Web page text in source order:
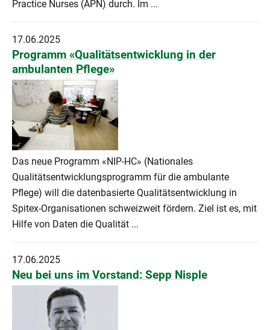
Practice Nurses (APN) durch. Im ...
17.06.2025
Programm «Qualitätsentwicklung in der
ambulanten Pflege»
Das neue Programm «NIP-HC» (Nationales
Qualitätsentwicklungsprogramm für die ambulante
Pflege) will die datenbasierte Qualitätsentwicklung in
Spitex-Organisationen schweizweit fördern. Ziel ist es, mit
Hilfe von Daten die Qualität ...
17.06.2025
Neu bei uns im Vorstand: Sepp Nisple